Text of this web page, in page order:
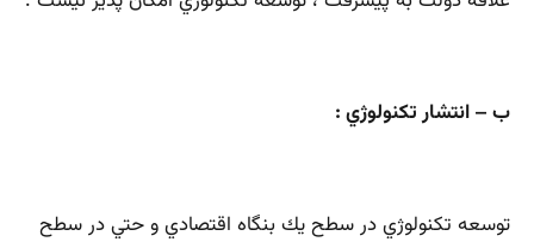
ب – انتشار تكنولوژي :
توسعه تكنولوژي در سطح يك بنگاه اقتصادي و حتي در سطح